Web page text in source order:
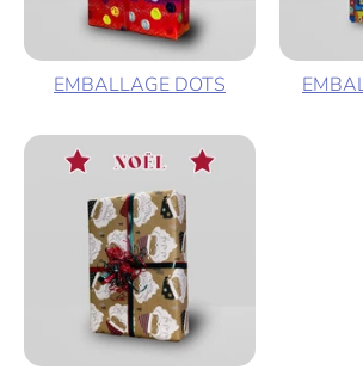
EMBALLAGE DOTS